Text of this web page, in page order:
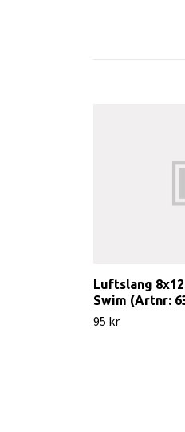
Luftslang
Swim (Artnr:
95 kr